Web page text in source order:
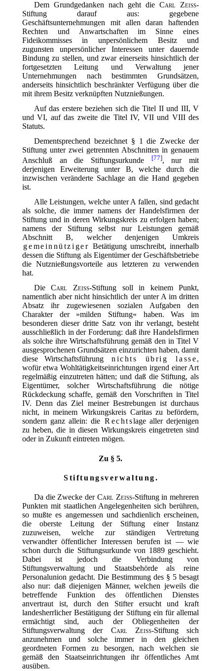
Dem Grundgedanken nach geht dieCarl Zeiss-
Stiftung darauf aus: gegebene
Geschäftsunternehmungen mit allen daran haftenden
Rechten und Anwartschaften im Sinne eines
Fideikommisses in unpersönlichem Besitz und
zugunsten unpersönlicher Interessen unter dauernde
Bindung zu stellen, und zwar einerseits hinsichtlich der
fortgesetzten Leitung und Verwaltung jener
Unternehmungen nach bestimmten Grundsätzen,
anderseits hinsichtlich beschränkter Verfügung über die
mit ihrem Besitz verknüpften Nutznießungen.
Auf das erstere beziehen sich die Titel II und III, V
und VI, auf das zweite die Titel IV, VII und VIII des
Statuts.
Dementsprechend bezeichnet § 1 die Zwecke der
Stiftung unter zwei getrennten Abschnitten in genauem
Anschluß an die Stiftungsurkunde
[77], nur mit
derjenigen Erweiterung unter B, welche durch die
inzwischen veränderte Sachlage an die Hand gegeben
ist.
Alle Leistungen, welche unter A fallen, sind gedacht
als solche, die immer namens der Handelsfirmen der
Stiftung und in deren Wirkungskreis zu erfolgen haben;
namens der Stiftung selbst nur Leistungen gemäß
Abschnitt B, welcher denjenigen Umkreis
gemeinnütziger Betätigung umschreibt, innerhalb
dessen die Stiftung als Eigentümer der Geschäftsbetriebe
die Nutznießungsvorteile aus letzteren zu verwenden
hat.
DieCarl Zeiss-Stiftung soll in keinem Punkt,
namentlich aber nicht hinsichtlich der unter A im dritten
Absatz ihr zugewiesenen sozialen Aufgaben den
Charakter der »milden Stiftung« haben. Was im
besonderen dieser dritte Satz von ihr verlangt, besteht
ausschließlich in der Forderung: daß ihre Handelsfirmen
als solche ihre Wirtschaftsführung gemäß den in Titel V
ausgesprochenen Grundsätzen einzurichten haben, damit
diese Wirtschaftsführung
nichts übrig lasse,
wofür etwa Wohltätigkeitseinrichtungen irgend einer Art
regelmäßig einzutreten hätten; und daß die Stiftung, als
Eigentümer, solcher Wirtschaftsführung die nötige
Rückdeckung schaffe, gemäß den Vorschriften in Titel
IV. Denn das Ziel meiner Bestrebungen ist durchaus
nicht, in meinem Wirkungskreis Caritas zu befördern,
sondern ganz allein: die Rechtslage aller derjenigen
zu heben, die in diesen Wirkungskreis eingetreten sind
oder in Zukunft eintreten mögen.
Zu § 5.
Stiftungsverwaltung.
Da die Zwecke der Carl Zeiss-Stiftung in mehreren
Punkten mit staatlichen Angelegenheiten sich berühren,
so mußte es angemessen und sachdienlich erscheinen,
die oberste Leitung der Stiftung einer Instanz
zuzuweisen, welche zur ständigen Vertretung
verwandter öffentlicher Interessen berufen ist — wie
schon durch die Stiftungsurkunde von 1889 geschieht.
Dabei ist jedoch die Verbindung von
Stiftungsverwaltung und Staatsbehörde als reine
Personalunion gedacht. Die Bestimmung des § 5 besagt
also nur: daß diejenigen Männer, welchen jeweils die
betreffende Funktion des öffentlichen Dienstes
anvertraut ist, durch den Stifter ersucht und kraft
landesherrlicher Bestätigung der Stiftung ein für allemal
ermächtigt sind, auch der Obliegenheiten der
Stiftungsverwaltung der Carl Zeiss-Stiftung sich
anzunehmen und solche immer in den gleichen
geordneten Formen zu besorgen, nach welchen sie
gemäß den Staatseinrichtungen ihr öffentliches Amt
ausüben.